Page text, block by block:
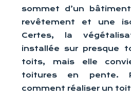
sommet d’un
revêtement et une
Certes, la
installée sur presque
toits, mais elle
toitures en pente.
comment réaliser un